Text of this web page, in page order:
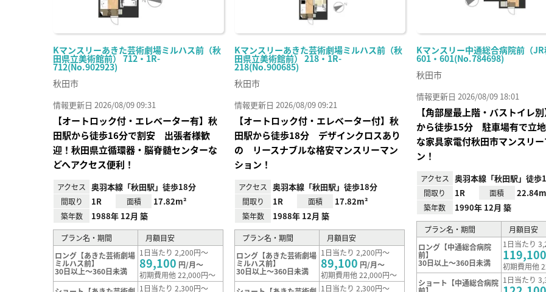
Kマンスリーあきた芸術劇場ミルハス前（秋
田県立美術館前） 712・1R-
712(No.902923)
秋田市
情報更新日 2026/08/09 09:31
【オートロック付・エレベーター有】秋
田駅から徒歩16分で割安 出張者様歓
迎！秋田県立循環器・脳脊髄センターな
どへアクセス便利！
アクセス 奥羽本線「秋田駅」徒歩18分
間取り 1R 面積 17.82m²
築年数 1988年 12月 築
プラン名・期間
月額目安
ロング【あきた芸術劇場
ミルハス前】
30日以上～360日未満
1日当たり 2,200円～
89,100 円/月～
初期費用他 22,000円～
1日当たり 2,300円～
Kマンスリーあきた芸術劇場ミルハス前（秋
田県立美術館前） 218・1R-
218(No.900685)
秋田市
情報更新日 2026/08/09 09:21
【オートロック付・エレベーター付】秋
田駅から徒歩18分 デザインクロスあり
の リースナブルな格安マンスリーマン
ション！
アクセス 奥羽本線「秋田駅」徒歩18分
間取り 1R 面積 17.82m²
築年数 1988年 12月 築
プラン名・期間
月額目安
ロング【あきた芸術劇場
ミルハス前】
30日以上～360日未満
1日当たり 2,200円～
89,100 円/月～
初期費用他 22,000円～
1日当たり 2,300円～
Kマンスリー中通総合病院前（JR
601・601(No.784698)
秋田市
情報更新日 2026/08/09 18:01
【角部屋最上階・バストイレ
から徒歩15分 駐車場有で立
な家具家電付秋田市マンスリー
ン！
アクセス 奥羽本線「秋田駅」徒歩
間取り 1R 面積
築年数 1990年 12月 築
プラン名・期間
月額目安
ロング【中通総合病院
前】
30日以上～360日未満
1日当たり
119,100
初期費用他
ショート【中通総合病院 1日当たり